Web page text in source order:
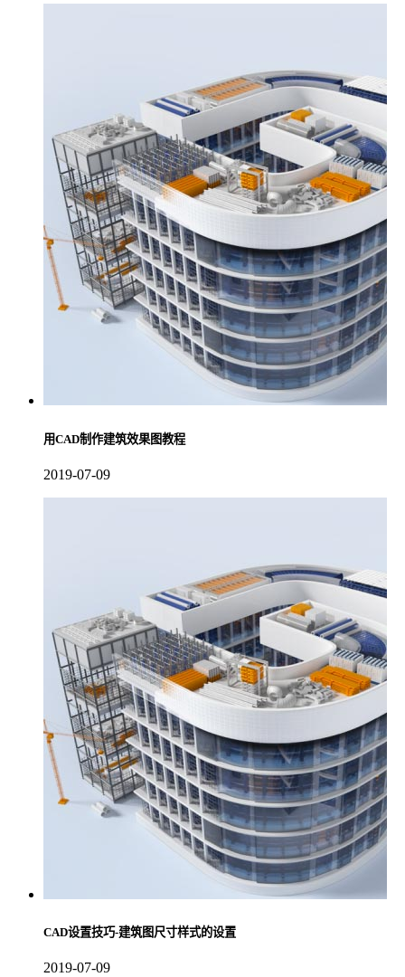
用CAD制作建筑效果图教程
2019-07-09
CAD设置技巧-建筑图尺寸样式的设置
2019-07-09